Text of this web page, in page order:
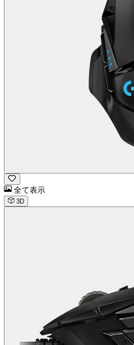
全て表示
3D